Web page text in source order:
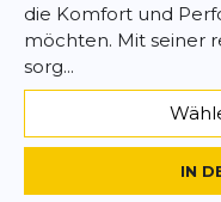
die Komfort und
möchten. Mit seiner
sorg...
IN